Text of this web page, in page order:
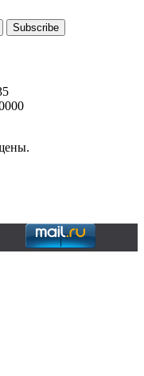
Subscribe